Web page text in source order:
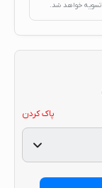
تسویه خواهد شد.
پاک کردن